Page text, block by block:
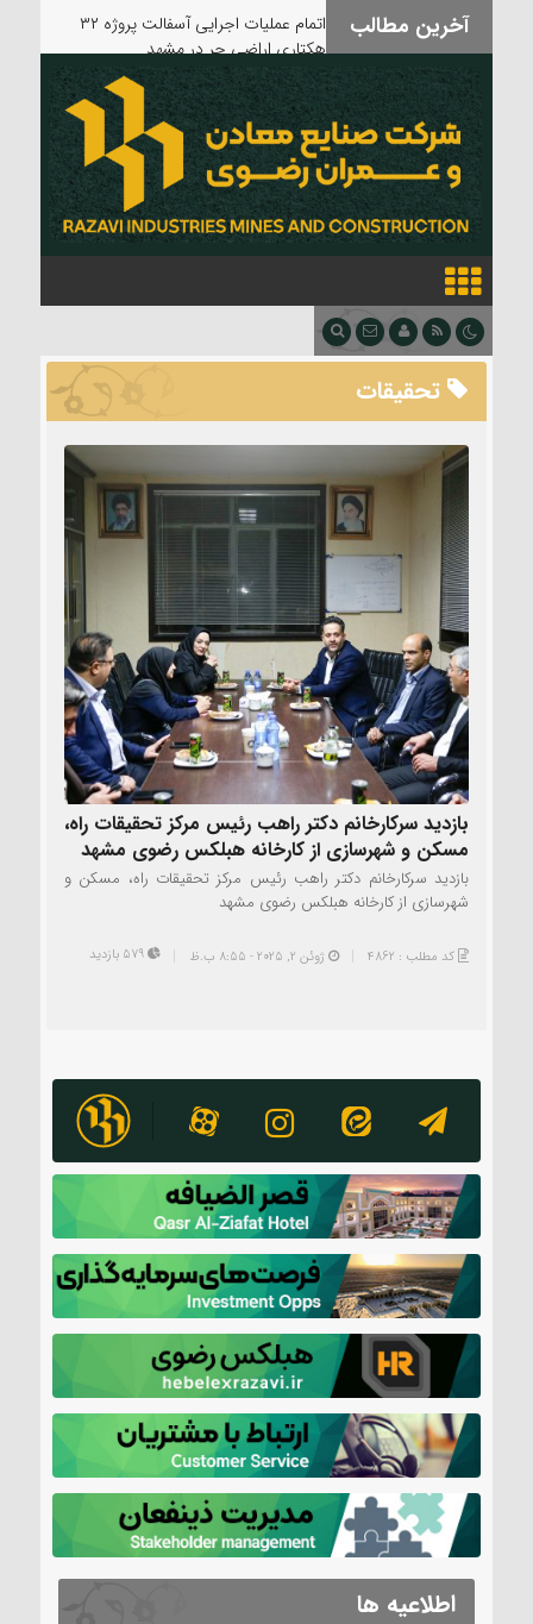
آخرین مطالب
بدرقه آقای شهید
تحقیقات
بازدید سرکارخانم دکتر راهب رئیس مرکز تحقیقات راه،
مسکن و شهرسازی از کارخانه هبلکس رضوی مشهد
بازدید سرکارخانم دکتر راهب رئیس مرکز تحقیقات راه، مسکن و
شهرسازی از کارخانه هبلکس رضوی مشهد
کد مطلب : 4862 ژوئن 2, 2025 - 8:55 ب.ظ
اطلاعیه ها